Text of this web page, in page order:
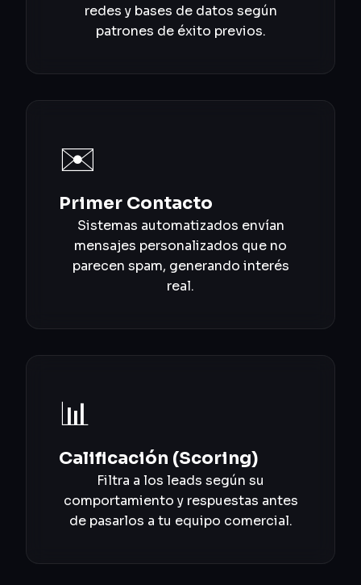
redes y bases de datos según
patrones de éxito previos.
✉️
Primer Contacto
Sistemas automatizados envían
mensajes personalizados que no
parecen spam, generando interés
real.
📊
Calificación (Scoring)
Filtra a los leads según su
comportamiento y respuestas antes
de pasarlos a tu equipo comercial.